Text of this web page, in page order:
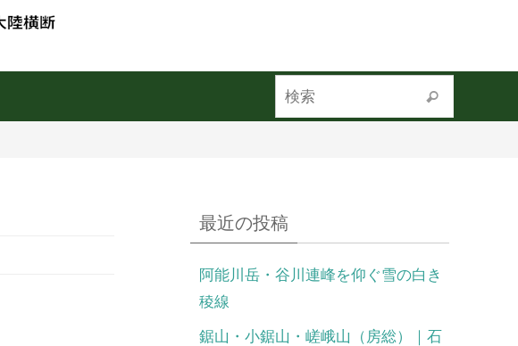
最近の投稿
阿能川岳・谷川連峰を仰ぐ雪の白き
稜線
鋸山・小鋸山・嵯峨山（房総）｜石